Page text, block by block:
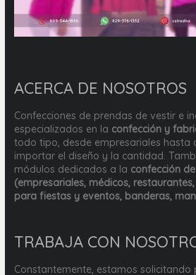
ACERCA DE NOSOTROS
Confecciones de prendas de vestir e
especializados en la confección y
todo tipo, desde empresariales hasta
importar el diseño y la cantidad.
módulos dedicados a la confección
(empresariales, médicos,
para fiestas y eventos, banderas,
TRABAJA CON
Constantemente, estamos solicitando